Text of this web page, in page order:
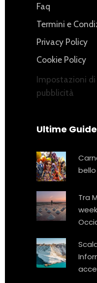
Faq
Termini e
Privacy Policy
Cookie Policy
Impostazioni
pubblicità
Ultime Guide
Tra